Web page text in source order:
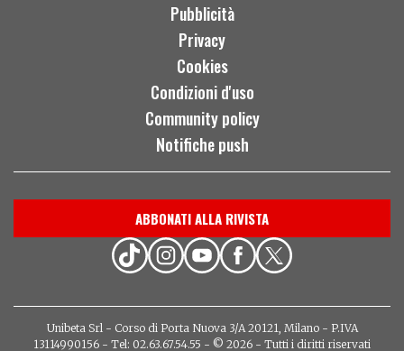
Pubblicità
Privacy
Cookies
Condizioni d'uso
Community policy
Notifiche push
ABBONATI ALLA RIVISTA
Unibeta Srl - Corso di Porta Nuova 3/A 20121, Milano - P.IVA
13114990156 - Tel: 02.63.67.54.55 - © 2026 - Tutti i diritti riservati